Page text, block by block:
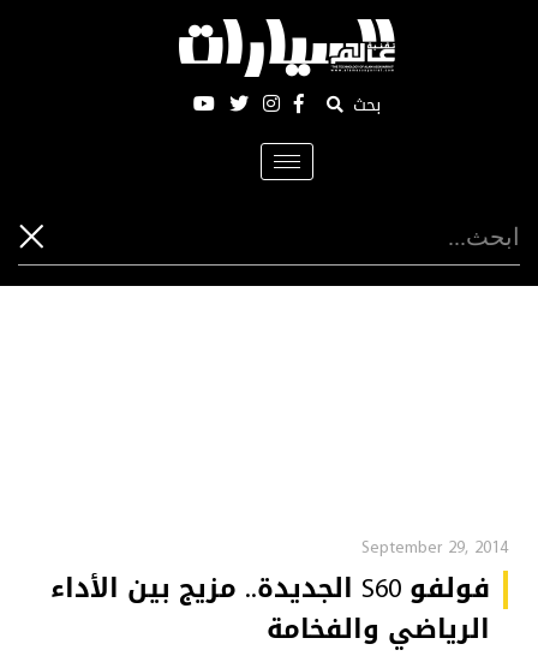
بحث
Toggle
navigation
September 29, 2014
فولفو S60 الجديدة.. مزيج بين الأداء
الرياضي والفخامة